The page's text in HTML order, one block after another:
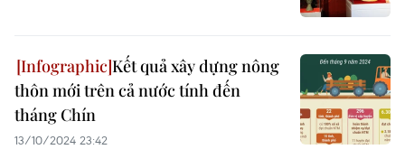
Kết quả xây dựng nông
thôn mới trên cả nước tính đến
tháng Chín
13/10/2024 23:42